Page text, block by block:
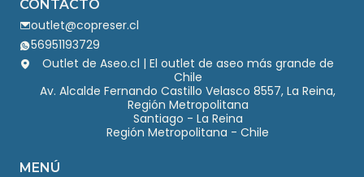
CONTACTO
outlet@copreser.cl
56951193729
Outlet de Aseo.cl | El outlet de aseo más grande de
Chile
Av. Alcalde Fernando Castillo Velasco 8557, La Reina,
Región Metropolitana
Santiago - La Reina
Región Metropolitana - Chile
MENÚ